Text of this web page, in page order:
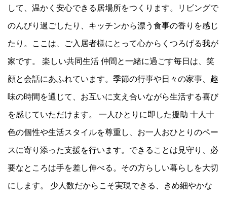
して、温かく安心できる居場所をつくります。リビングで
のんびり過ごしたり、キッチンから漂う食事の香りを感じ
たり。ここは、ご入居者様にとって心からくつろげる我が
家です。 楽しい共同生活 仲間と一緒に過ごす毎日は、笑
顔と会話にあふれています。季節の行事や日々の家事、趣
味の時間を通じて、お互いに支え合いながら生活する喜び
を感じていただけます。 一人ひとりに即した援助 十人十
色の個性や生活スタイルを尊重し、お一人おひとりのペー
スに寄り添った支援を行います。できることは見守り、必
要なところは手を差し伸べる。その方らしい暮らしを大切
にします。 少人数だからこそ実現できる、きめ細やかな